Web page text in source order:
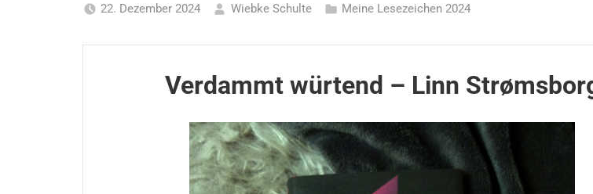
22. Dezember 2024 Wiebke Schulte Meine Lesezeichen 2024
Verdammt würtend – Linn